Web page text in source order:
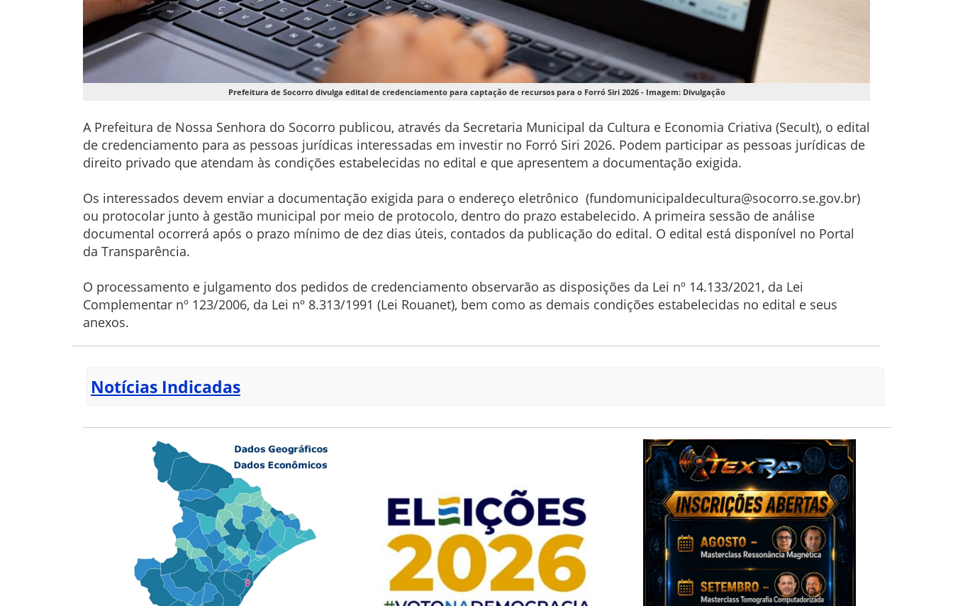
Prefeitura de Socorro divulga edital de credenciamento para captação de recursos para o Forró Siri 2026 - Imagem: Divulgação
A Prefeitura de Nossa Senhora do Socorro publicou, através da Secretaria Municipal da Cultura e Economia Criativa (Secult), o edital
de credenciamento para as pessoas jurídicas interessadas em investir no Forró Siri 2026. Podem participar as pessoas jurídicas de
direito privado que atendam às condições estabelecidas no edital e que apresentem a documentação exigida.
Os interessados devem enviar a documentação exigida para o endereço eletrônico (fundomunicipaldecultura@socorro.se.gov.br)
ou protocolar junto à gestão municipal por meio de protocolo, dentro do prazo estabelecido. A primeira sessão de análise
documental ocorrerá após o prazo mínimo de dez dias úteis, contados da publicação do edital. O edital está disponível no Portal
da Transparência.
O processamento e julgamento dos pedidos de credenciamento observarão as disposições da Lei nº 14.133/2021, da Lei
Complementar nº 123/2006, da Lei nº 8.313/1991 (Lei Rouanet), bem como as demais condições estabelecidas no edital e seus
anexos.
Notícias Indicadas